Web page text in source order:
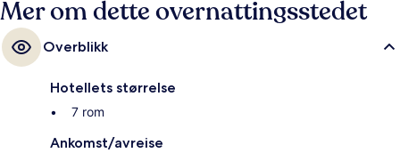
Mer om dette overnattingsstedet
Overblikk
Hotellets størrelse
7 rom
Ankomst/avreise